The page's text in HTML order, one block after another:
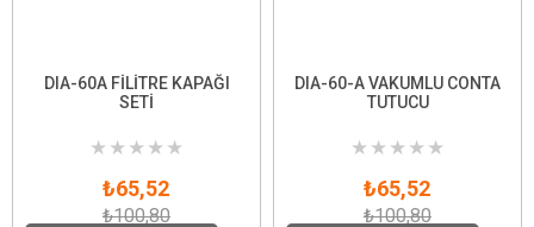
DIA-60A FİLİTRE KAPAĞI
SETİ
★ ★ ★ ★ ★
₺65,52
₺100,80
DIA-60-A VAKUMLU CONTA
TUTUCU
★ ★ ★ ★ ★
₺65,52
₺100,80